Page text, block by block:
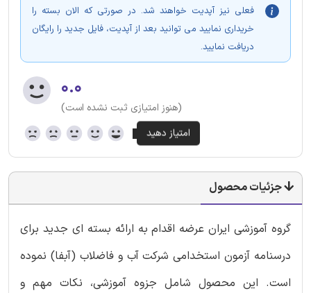
فعلی نیز آپدیت خواهند شد. در صورتی که الان بسته را
خریداری نمایید می توانید بعد از آپدیت، فایل جدید را رایگان
دریافت نمایید.
۰.۰
(هنوز امتیازی ثبت نشده است)
جزئیات محصول
گروه آموزشی ایران عرضه اقدام به ارائه بسته ای جدید برای
درسنامه آزمون استخدامی شرکت آب و فاضلاب (آبفا) نموده
است. این محصول شامل جزوه آموزشی، نکات مهم و